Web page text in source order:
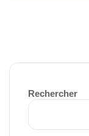
Rechercher